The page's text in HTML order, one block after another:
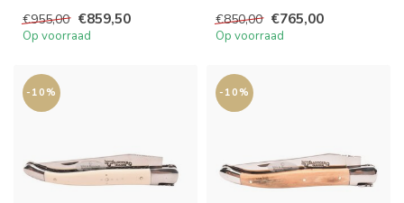
€955,00 €859,50
Op voorraad
hoge kwaliteit...
€850,00 €765,00
Op voorraad
-10% -10%